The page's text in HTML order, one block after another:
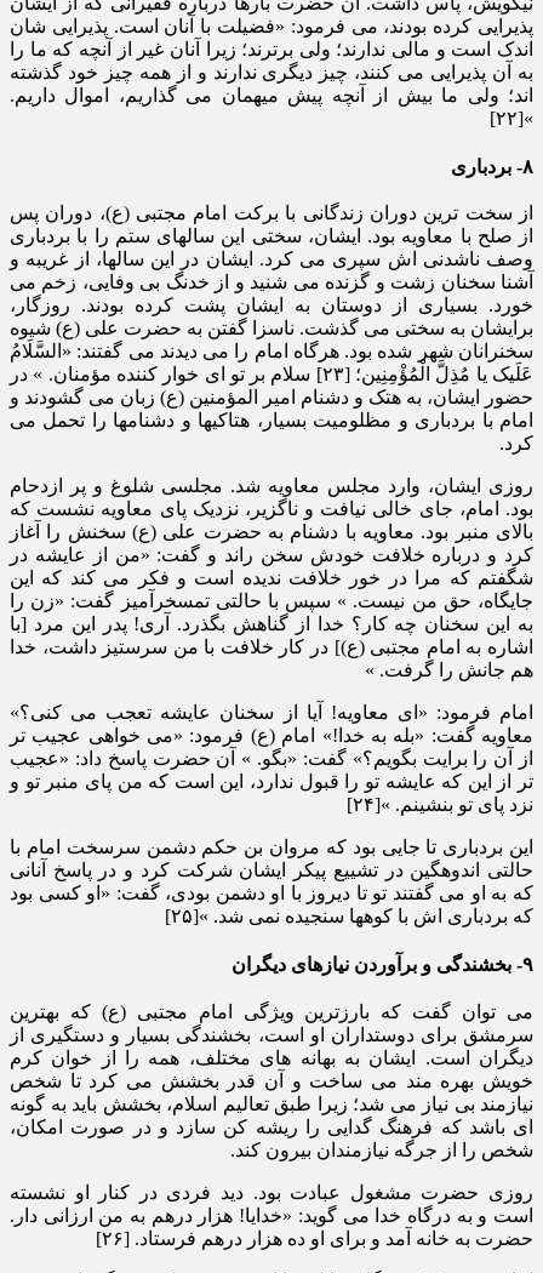
پذیرایی کرده بودند، می فرمود: «فضیلت با آنان است. پذیرایی شان
اندک است و مالی ندارند؛ ولی برترند؛ زیرا آنان غیر از آنچه که ما را
به آن پذیرایی می کنند، چیز دیگری ندارند و از همه چیز خود گذشته
اند؛ ولی ما بیش از آنچه پیش میهمان می گذاریم، اموال داریم.
»[۲۲]
۸- بردباری
از سخت ترین دوران زندگانی با برکت امام مجتبی (ع)، دوران پس
از صلح با معاویه بود. ایشان، سختی این سالهای ستم را با بردباری
وصف ناشدنی اش سپری می کرد. ایشان در این سالها، از غریبه و
آشنا سخنان زشت و گزنده می شنید و از خدنگ بی وفایی، زخم می
خورد. بسیاری از دوستان به ایشان پشت کرده بودند. روزگار،
برایشان به سختی می گذشت. ناسزا گفتن به حضرت علی (ع) شیوه
سخنرانان شهر شده بود. هرگاه امام را می دیدند می گفتند: «السَّلَامُ
عَلَیک یا مُذِلَّ الْمُؤْمِنِین؛ [۲۳] سلام بر تو ای خوار کننده مؤمنان. » در
حضور ایشان، به هتک و دشنام امیر المؤمنین (ع) زبان می گشودند و
امام با بردباری و مظلومیت بسیار، هتاکیها و دشنامها را تحمل می
کرد.
روزی ایشان، وارد مجلس معاویه شد. مجلسی شلوغ و پر ازدحام
بود. امام، جای خالی نیافت و ناگزیر، نزدیک پای معاویه نشست که
بالای منبر بود. معاویه با دشنام به حضرت علی (ع) سخنش را آغاز
کرد و درباره خلافت خودش سخن راند و گفت: «من از عایشه در
شگفتم که مرا در خور خلافت ندیده است و فکر می کند که این
جایگاه، حق من نیست. » سپس با حالتی تمسخرآمیز گفت: «زن را
به این سخنان چه کار؟ خدا از گناهش بگذرد. آری! پدر این مرد [با
اشاره به امام مجتبی (ع)] در کار خلافت با من سرستیز داشت، خدا
هم جانش را گرفت. »
امام فرمود: «ای معاویه! آیا از سخنان عایشه تعجب می کنی؟»
معاویه گفت: «بله به خدا!» امام (ع) فرمود: «می خواهی عجیب تر
از آن را برایت بگویم؟» گفت: «بگو. » آن حضرت پاسخ داد: «عجیب
تر از این که عایشه تو را قبول ندارد، این است که من پای منبر تو و
نزد پای تو بنشینم. »[۲۴]
این بردباری تا جایی بود که مروان بن حکم دشمن سرسخت امام با
حالتی اندوهگین در تشییع پیکر ایشان شرکت کرد و در پاسخ آنانی
که به او می گفتند تو تا دیروز با او دشمن بودی، گفت: «او کسی بود
که بردباری اش با کوهها سنجیده نمی شد. »[۲۵]
۹- بخشندگی و برآوردن نیازهای دیگران
می توان گفت که بارزترین ویژگی امام مجتبی (ع) که بهترین
سرمشق برای دوستداران او است، بخشندگی بسیار و دستگیری از
دیگران است. ایشان به بهانه های مختلف، همه را از خوان کرم
خویش بهره مند می ساخت و آن قدر بخشش می کرد تا شخص
نیازمند بی نیاز می شد؛ زیرا طبق تعالیم اسلام، بخشش باید به گونه
ای باشد که فرهنگ گدایی را ریشه کن سازد و در صورت امکان،
شخص را از جرگه نیازمندان بیرون کند.
روزی حضرت مشغول عبادت بود. دید فردی در کنار او نشسته
است و به درگاه خدا می گوید: «خدایا! هزار درهم به من ارزانی دار.
حضرت به خانه آمد و برای او ده هزار درهم فرستاد. [۲۶]